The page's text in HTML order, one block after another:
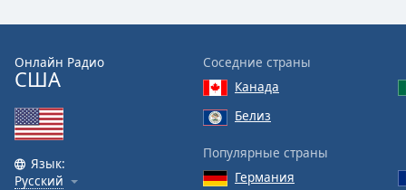
Text
Онлайн Радио
США
Язык:
Русский
Соседние страны
Канада
Белиз
Популярные страны
Германия